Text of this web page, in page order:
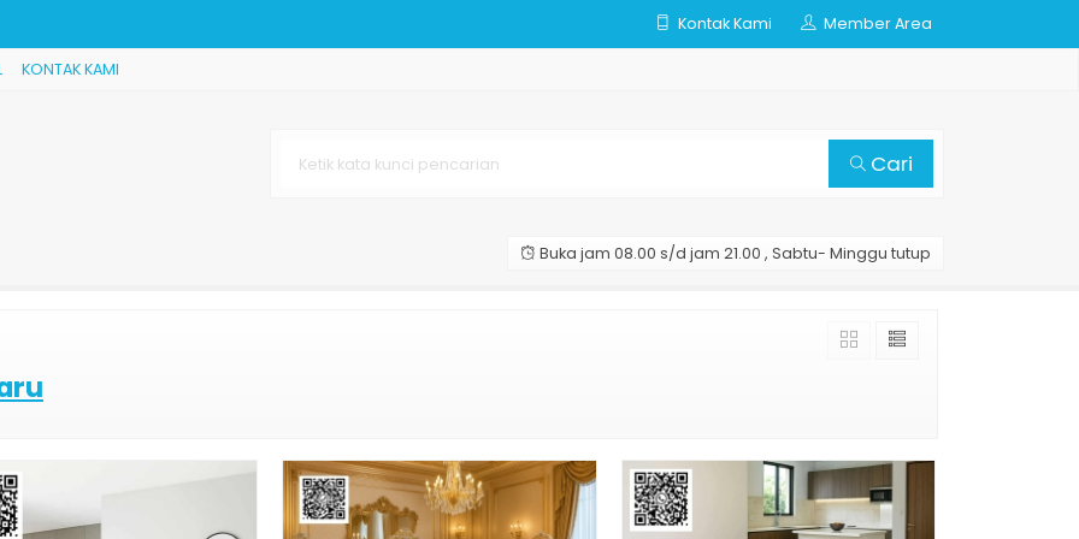
Minima
Kontak Kami Member Area
KONTAK KAMI
Cari
Buka jam 08.00 s/d jam 21.00 , Sabtu- Minggu tutup